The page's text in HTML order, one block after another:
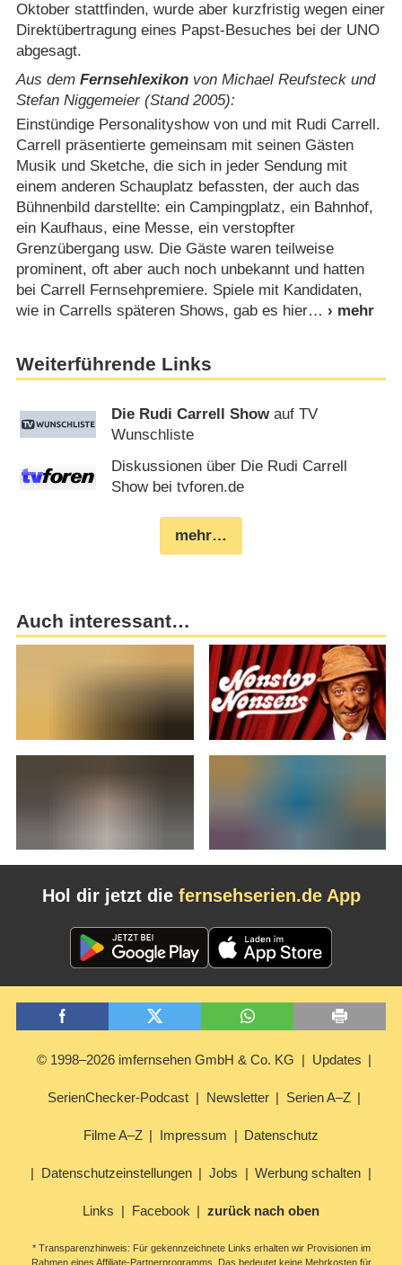
Oktober stattfinden, wurde aber kurzfristig wegen einer
Direktübertragung eines Papst-Besuches bei der UNO
abgesagt.
Aus dem Fernsehlexikonvon Michael Reufsteck und
Stefan Niggemeier (Stand 2005):
Einstündige Personalityshow von und mit Rudi Carrell.
Carrell präsentierte gemeinsam mit seinen Gästen
Musik und Sketche, die sich in jeder Sendung mit
einem anderen Schauplatz befassten, der auch das
Bühnenbild darstellte: ein Campingplatz, ein Bahnhof,
ein Kaufhaus, eine Messe, ein verstopfter
Grenzübergang usw. Die Gäste waren teilweise
prominent, oft aber auch noch unbekannt und hatten
bei Carrell Fernsehpremiere. Spiele mit Kandidaten,
wie in Carrells späteren Shows, gab es hier
Weiterführende Links
Die Rudi Carrell Showauf TV
Wunschliste
Diskussionen über Die Rudi Carrell
Show bei tvforen.de
mehr…
Auch interessant…
Hol dir jetzt die fernsehserien.de App
© 1998–2026 imfernsehen GmbH & Co. KG Updates
SerienChecker-Podcast Newsletter Serien A–Z
Filme A–Z Impressum Datenschutz
Datenschutzeinstellungen Jobs Werbung schalten
Links Facebook zurück nach oben
* Transparenzhinweis: Für gekennzeichnete Links erhalten wir Provisionen im
Rahmen eines Affiliate-Partnerprogramms. Das bedeutet keine Mehrkosten für